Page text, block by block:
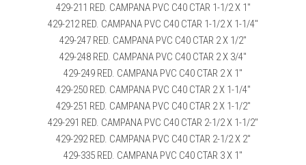
429-211 RED. CAMPANA PVC C40 CTAR 1-1/2 X 1″
429-212 RED. CAMPANA PVC C40 CTAR 1-1/2 X 1-1/4″
429-247 RED. CAMPANA PVC C40 CTAR 2 X 1/2″
429-248 RED. CAMPANA PVC C40 CTAR 2 X 3/4″
429-249 RED. CAMPANA PVC C40 CTAR 2 X 1″
429-250 RED. CAMPANA PVC C40 CTAR 2 X 1-1/4″
429-251 RED. CAMPANA PVC C40 CTAR 2 X 1-1/2″
429-291 RED. CAMPANA PVC C40 CTAR 2-1/2 X 1-1/2″
429-292 RED. CAMPANA PVC C40 CTAR 2-1/2 X 2″
429-335 RED. CAMPANA PVC C40 CTAR 3 X 1″